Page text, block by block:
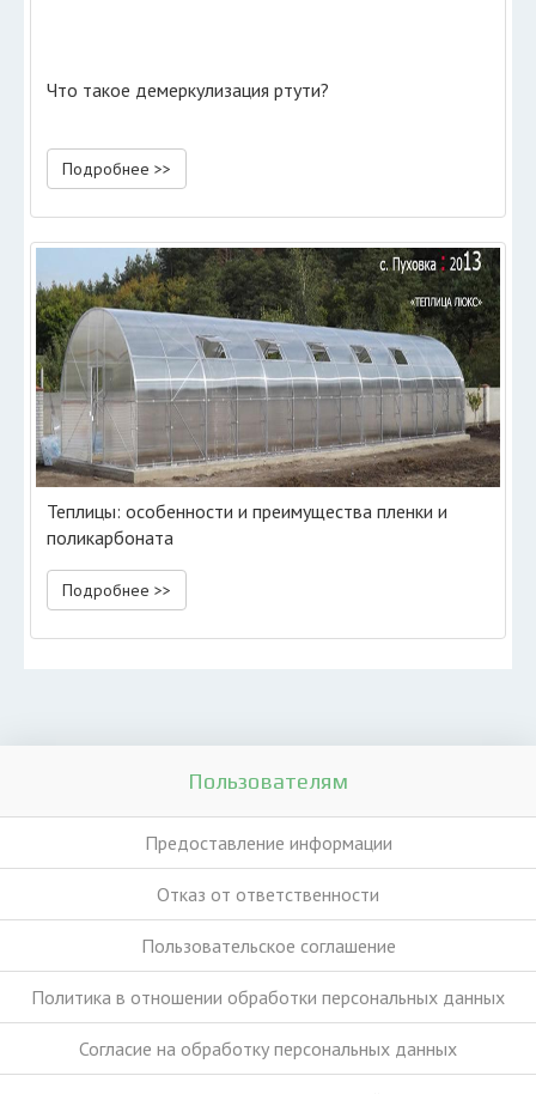
Что такое демеркулизация ртути?
Подробнее >>
Теплицы: особенности и преимущества пленки и
поликарбоната
Подробнее >>
Пользователям
Предоставление информации
Отказ от ответственности
Пользовательское соглашение
Политика в отношении обработки персональных данных
Согласие на обработку персональных данных